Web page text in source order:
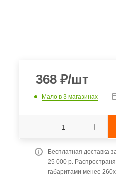
368₽/шт
Мало в 3 магазинах
Бесплатная доставка
25 000 р.
габаритами менее